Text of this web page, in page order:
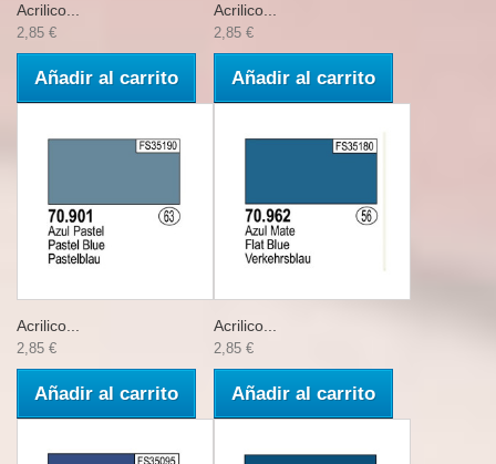
Acrilico...
2,85 €
Añadir al carrito
Acrilico...
2,85 €
Añadir al carrito
Acrilico...
2,85 €
Añadir al carrito
Acrilico...
2,85 €
Añadir al carrito